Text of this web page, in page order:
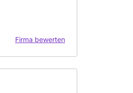
Firma bewerten